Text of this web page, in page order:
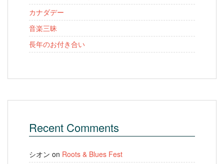
カナダデー
音楽三昧
長年のお付き合い
Recent Comments
シオン on Roots & Blues Fest